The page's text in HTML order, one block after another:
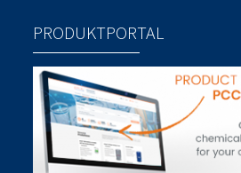
PRODUKTPORTAL